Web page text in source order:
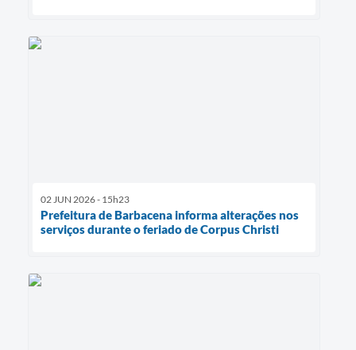
02 JUN 2026 - 15h23
Prefeitura de Barbacena informa alterações nos
serviços durante o feriado de Corpus Christi